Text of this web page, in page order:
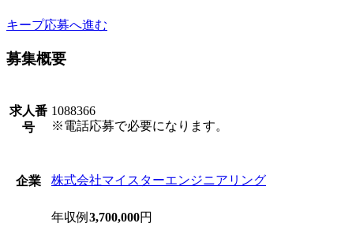
キープ応募へ進む
募集概要
求人番
号
1088366
※電話応募で必要になります。
企業 株式会社マイスターエンジニアリング
年収例 3,700,000円